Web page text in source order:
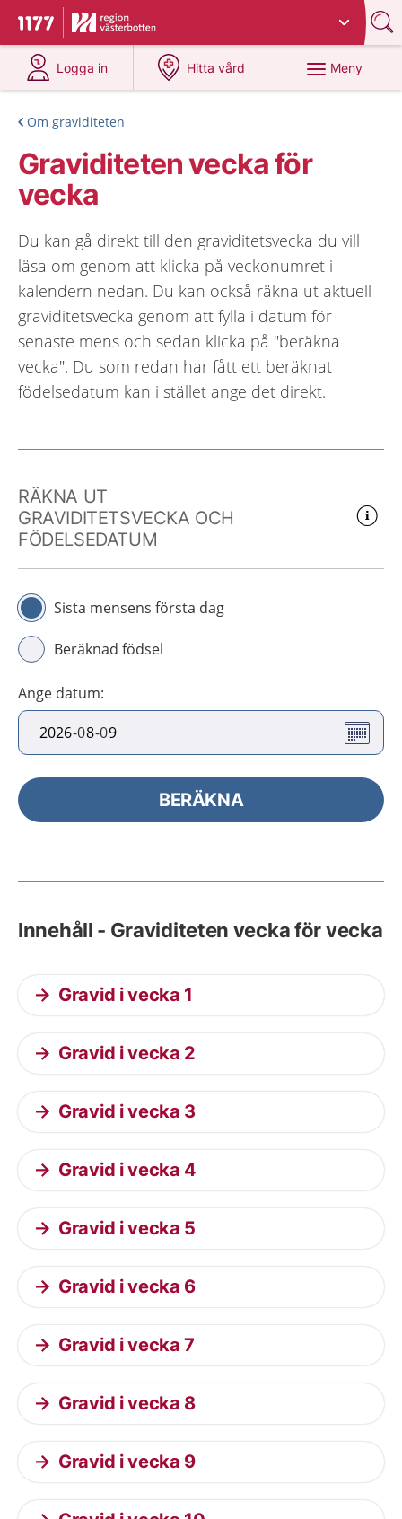
Till startsidan för 1177
Du har valt region
Logga in
på 1177.se
Hitta vård
på 1177.se
Meny
Om graviditeten
Graviditeten vecka för
vecka
Du kan gå direkt till den graviditetsvecka du vill
läsa om genom att klicka på veckonumret i
kalendern nedan. Du kan också räkna ut aktuell
graviditetsvecka genom att fylla i datum för
senaste mens och sedan klicka på "beräkna
vecka". Du som redan har fått ett beräknat
födelsedatum kan i stället ange det direkt.
RÄKNA UT
GRAVIDITETSVECKA OCH
FÖDELSEDATUM
Sista mensens första dag
Beräknad födsel
Ange datum:
-0 -0
BERÄKNA
Innehåll - Graviditeten vecka för vecka
Gravid i vecka 1
Gravid i vecka 2
Gravid i vecka 3
Gravid i vecka 4
Gravid i vecka 5
Gravid i vecka 6
Gravid i vecka 7
Gravid i vecka 8
Gravid i vecka 9